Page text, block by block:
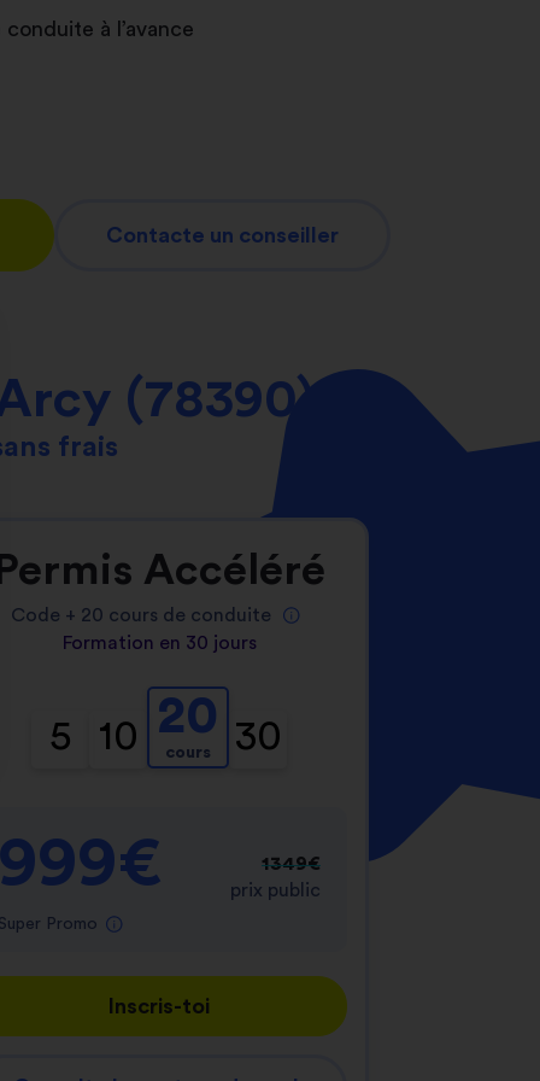
vos paramètres de confidentialité, en
à l’avance
Contacte un conseiller
(78390)
frais
Permis Accéléré
Code + 20 cours de conduite
Formation en 30 jours
5 10 20
cours 30
999€
Super Promo
1349€
prix public
Inscris-toi